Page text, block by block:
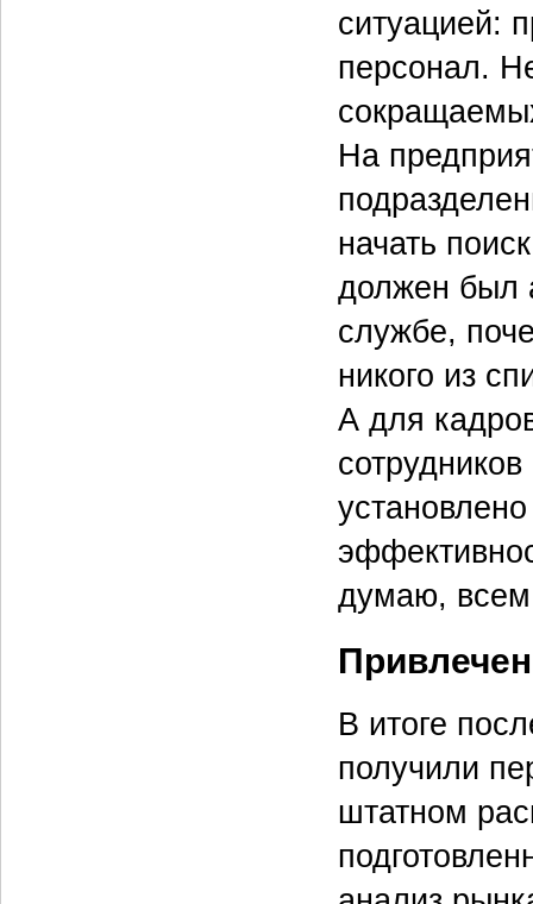
ситуацией:
персонал.
На
начать
должен был
службе,
никого из
А для
думаю,
В итоге
получили
штатном